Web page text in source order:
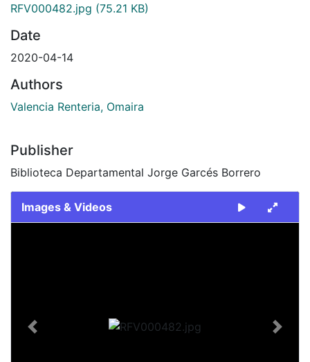
RFV000482.jpg (75.21 KB)
Date
2020-04-14
Authors
Valencia Renteria, Omaira
Publisher
Biblioteca Departamental Jorge Garcés Borrero
Images & Videos
Previous Next